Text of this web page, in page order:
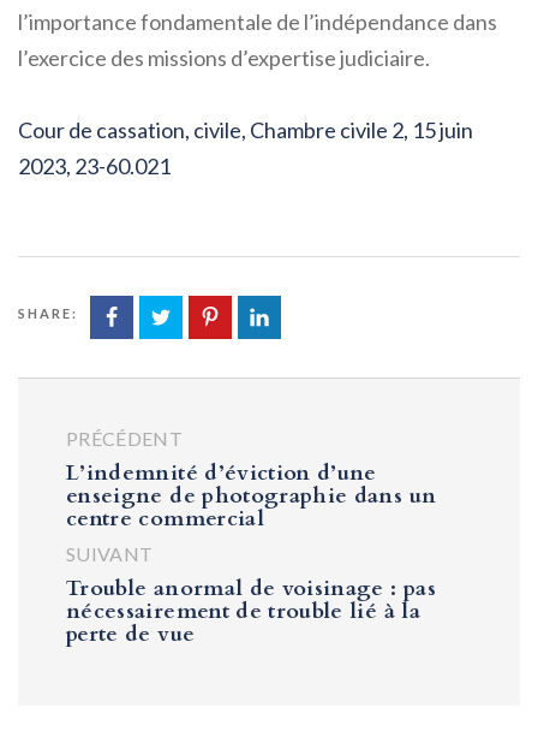
l’importance fondamentale de l’indépendance dans
l’exercice des missions d’expertise judiciaire.
Cour de cassation, civile, Chambre civile 2, 15 juin
2023, 23-60.021
SHARE:
PRÉCÉDENT
L’indemnité d’éviction d’une
enseigne de photographie dans un
centre commercial
SUIVANT
Trouble anormal de voisinage : pas
nécessairement de trouble lié à la
perte de vue